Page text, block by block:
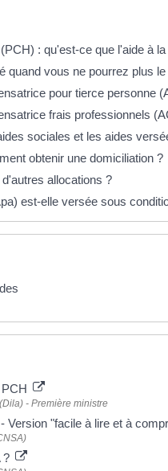
: qu'est-ce que l'aide à
quand vous ne pourrez plus le
pour tierce personne
frais professionnels
sociales et les aides
obtenir une domiciliation ?
allocations ?
est-elle versée sous
- Première ministre
Version "facile à lire et à
?